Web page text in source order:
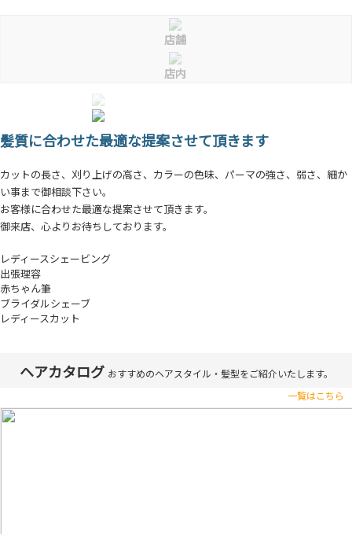
店舗
店内
髪質に合わせた最適な提案させて頂きます
カットの長さ、刈り上げの高さ、カラーの色味、パーマの強さ、弱さ、細か
い事まで御相談下さい。
お客様に合わせた最適な提案させて頂きます。
御来店、心よりお待ちしております。
レディースシェービング
出張理容
赤ちゃん筆
ブライダルシェーブ
レディースカット
ヘアカタログ おすすめのヘアスタイル・髪型をご紹介いたします。
一覧はこちら